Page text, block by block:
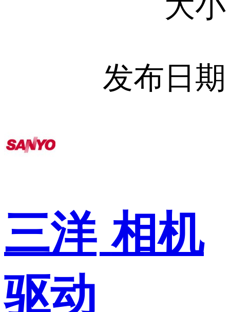
发布日期
三洋 相机
驱动